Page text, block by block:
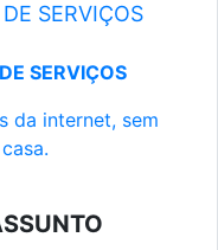
SERVIÇOS
SERVIÇOS
da internet, sem